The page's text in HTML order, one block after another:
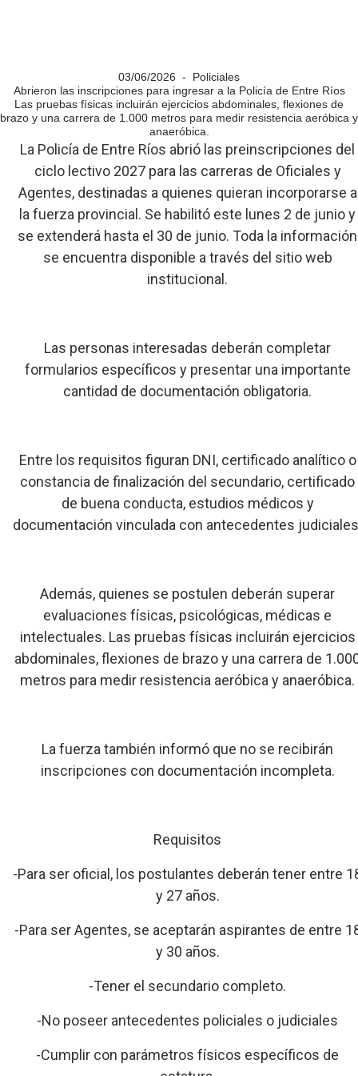
03/06/2026 - Policiales
Abrieron las inscripciones para ingresar a la Policía de Entre Ríos
Las pruebas físicas incluirán ejercicios abdominales, flexiones de
brazo y una carrera de 1.000 metros para medir resistencia aeróbica y
anaeróbica.
La Policía de Entre Ríos abrió las preinscripciones del
ciclo lectivo 2027 para las carreras de Oficiales y
Agentes, destinadas a quienes quieran incorporarse a
la fuerza provincial. Se habilitó este lunes 2 de junio y
se extenderá hasta el 30 de junio. Toda la información
se encuentra disponible a través del sitio web
institucional.
Las personas interesadas deberán completar
formularios específicos y presentar una importante
cantidad de documentación obligatoria.
Entre los requisitos figuran DNI, certificado analítico o
constancia de finalización del secundario, certificado
de buena conducta, estudios médicos y
documentación vinculada con antecedentes
Además, quienes se postulen deberán superar
evaluaciones físicas, psicológicas, médicas e
intelectuales. Las pruebas físicas incluirán ejercicios
abdominales, flexiones de brazo y una carrera de
metros para medir resistencia aeróbica y anaeróbica.
La fuerza también informó que no se recibirán
inscripciones con documentación incompleta.
Requisitos
-Para ser oficial, los postulantes deberán tener entre
y 27 años.
-Para ser Agentes, se aceptarán aspirantes de entre
y 30 años.
-Tener el secundario completo.
-No poseer antecedentes policiales o judiciales
-Cumplir con parámetros físicos específicos de